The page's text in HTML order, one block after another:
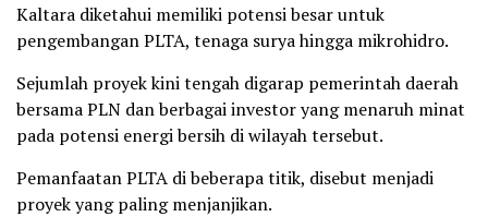
Kaltara diketahui memiliki potensi besar untuk
pengembangan PLTA, tenaga surya hingga mikrohidro.
Sejumlah proyek kini tengah digarap pemerintah daerah
bersama PLN dan berbagai investor yang menaruh minat
pada potensi energi bersih di wilayah tersebut.
Pemanfaatan PLTA di beberapa titik, disebut menjadi
proyek yang paling menjanjikan.